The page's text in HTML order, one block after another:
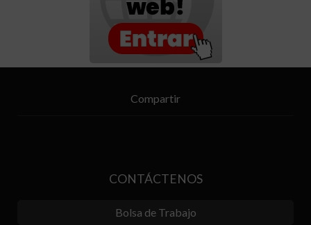
Compartir
CONTÁCTENOS
Bolsa de Trabajo